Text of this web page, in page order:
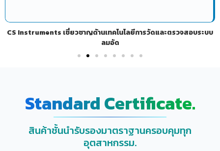
CS Instruments เชี่ยวชาญด้านเทคโนโลยีการวัดและตรวจสอบระบบ
ลมอัด
Standard Certificate.
สินค้าชั้นนำรับรองมาตราฐานครอบคุมทุก
อุตสาหกรรม.